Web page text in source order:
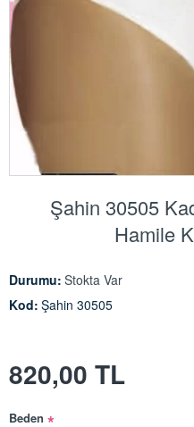
Şahin 30505
Hamile
820,00 TL
Durumu: Stokta Var
Kod: Şahin 30505
Beden